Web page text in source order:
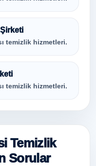
temizlik hizmetleri.
temizlik hizmetleri.
Temizlik
Sorular